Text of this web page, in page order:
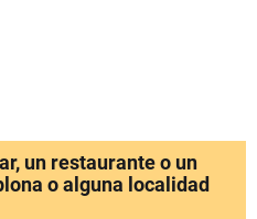
un restaurante o un
o alguna localidad